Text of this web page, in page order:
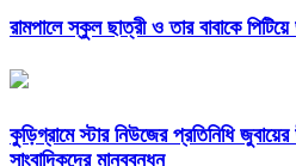
রামপালে স্কুল ছাত্রী ও তার বাবাকে
কুড়িগ্রামে স্টার নিউজের প্রতিনিধি
সাংবাদিকদের মানববন্ধন